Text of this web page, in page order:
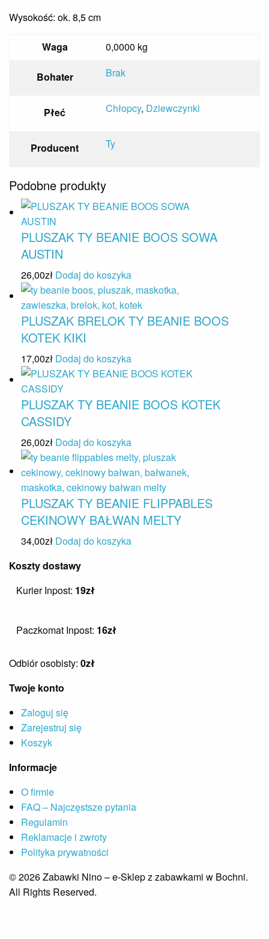
Wysokość: ok. 8,5 cm
Waga 0,0000 kg
Bohater Brak
Płeć Chłopcy, Dziewczynki
Producent Ty
Podobne produkty
PLUSZAK TY BEANIE BOOS SOWA
AUSTIN
26,00zł Dodaj do koszyka
PLUSZAK BRELOK TY BEANIE BOOS
KOTEK KIKI
17,00zł Dodaj do koszyka
PLUSZAK TY BEANIE BOOS KOTEK
CASSIDY
26,00zł Dodaj do koszyka
PLUSZAK TY BEANIE FLIPPABLES
CEKINOWY BAŁWAN MELTY
34,00zł Dodaj do koszyka
Koszty dostawy
Kurier Inpost: 19zł
Paczkomat Inpost: 16zł
Odbiór osobisty: 0zł
Twoje konto
Zaloguj się
Zarejestruj się
Koszyk
Informacje
O firmie
FAQ – Najczęstsze pytania
Regulamin
Reklamacje i zwroty
Polityka prywatności
© 2026 Zabawki Nino – e-Sklep z zabawkami w Bochni.
All Rights Reserved.